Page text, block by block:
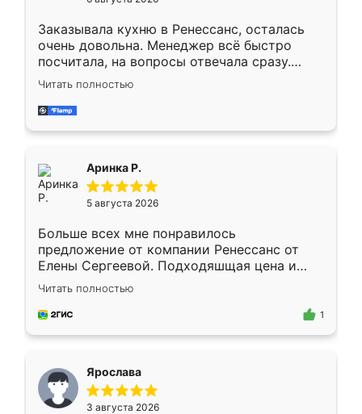
Заказывала кухню в Ренессанс, осталась
очень довольна. Менеджер всё быстро
посчитала, на вопросы отвечала сразу.
Замерщик приехал в субботу, подошёл к
делу со всей ответственностью. Собрали
за день, ребята работали аккуратно, даже
Читать полностью
Аринка Р.
5 августа 2026
Больше всех мне понравилось
предложение от компании Ренессанс от
Елены Сергеевой. Подходяшщая цена и
короткие сроки изготовления. Приехавший
для замера сотрудник Владислав
предложил по моему эскизу самый
Читать полностью
1
Ярослава
3 августа 2026